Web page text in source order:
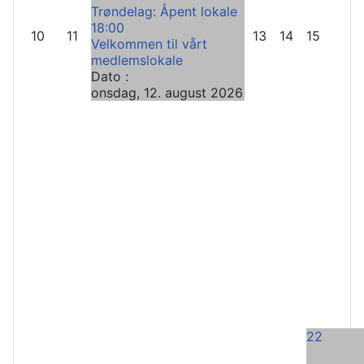
10 11
Trøndelag: Åpent lokale
18:00
Velkommen til vårt
medlemslokale
Dato :
onsdag, 12. august 2026
13 14 15
22